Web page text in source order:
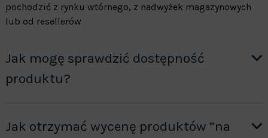
pochodzić z rynku wtórnego, z nadwyżek magazynowych
lub od resellerów
Jak mogę sprawdzić dostępność
produktu?
Jak otrzymać wycenę produktów ”na